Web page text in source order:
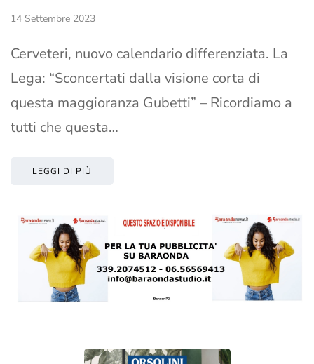
14 Settembre 2023
Cerveteri, nuovo calendario differenziata. La
Lega: “Sconcertati dalla visione corta di
questa maggioranza Gubetti” – Ricordiamo a
tutti che questa…
LEGGI DI PIÙ